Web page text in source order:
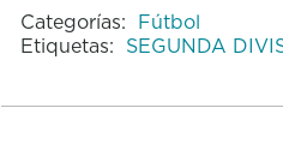
Categorías: Fútbol
Etiquetas: SEGUNDA